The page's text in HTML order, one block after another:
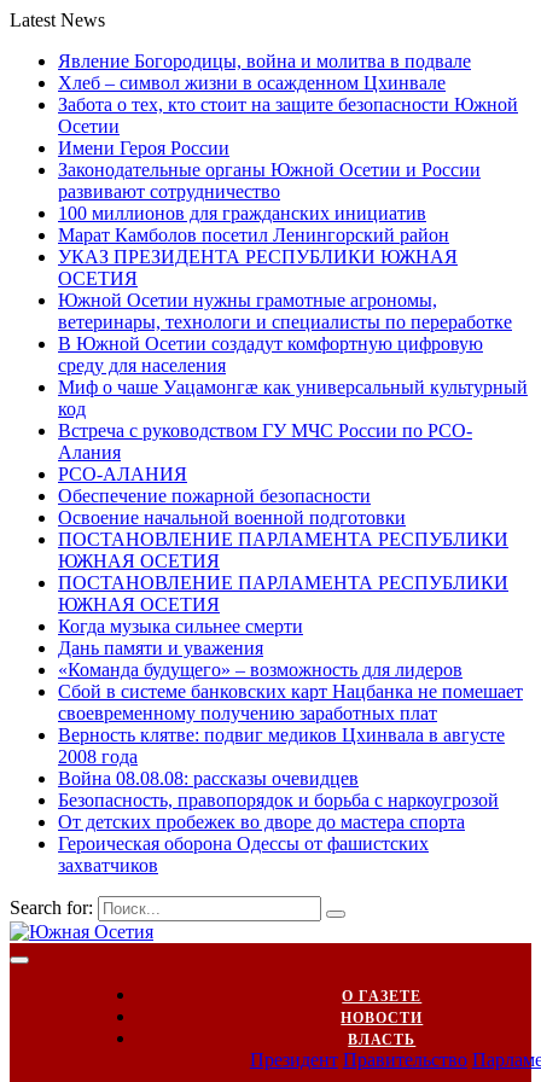
Latest News
Явление Богородицы, война и молитва в подвале
Хлеб – символ жизни в осажденном Цхинвале
Забота о тех, кто стоит на защите безопасности Южной
Осетии
Имени Героя России
Законодательные органы Южной Осетии и России
развивают сотрудничество
100 миллионов для гражданских инициатив
Марат Камболов посетил Ленингорский район
УКАЗ ПРЕЗИДЕНТА РЕСПУБЛИКИ ЮЖНАЯ
ОСЕТИЯ
Южной Осетии нужны грамотные агрономы,
ветеринары, технологи и специалисты по переработке
В Южной Осетии создадут комфортную цифровую
среду для населения
Миф о чаше Уацамонгæ как универсальный культурный
код
Встреча с руководством ГУ МЧС России по РСО-
Алания
РСО-АЛАНИЯ
Обеспечение пожарной безопасности
Освоение начальной военной подготовки
ПОСТАНОВЛЕНИЕ ПАРЛАМЕНТА РЕСПУБЛИКИ
ЮЖНАЯ ОСЕТИЯ
ПОСТАНОВЛЕНИЕ ПАРЛАМЕНТА РЕСПУБЛИКИ
ЮЖНАЯ ОСЕТИЯ
Когда музыка сильнее смерти
Дань памяти и уважения
«Команда будущего» – возможность для лидеров
Сбой в системе банковских карт Нацбанка не помешает
своевременному получению заработных плат
Верность клятве: подвиг медиков Цхинвала в августе
2008 года
Война 08.08.08: рассказы очевидцев
Безопасность, правопорядок и борьба с наркоугрозой
От детских пробежек во дворе до мастера спорта
Героическая оборона Одессы от фашистских
захватчиков
Search for:
О ГАЗЕТЕ
НОВОСТИ
ВЛАСТЬ
Президент Правительство